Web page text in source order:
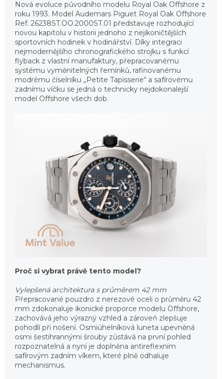
Nová evoluce původního modelu Royal Oak Offshore z
roku 1993. Model Audemars Piguet Royal Oak Offshore
Ref. 26238ST.OO.2000ST.01 představuje rozhodující
novou kapitolu v historii jednoho z nejikoničtějších
sportovních hodinek v hodinářství. Díky integraci
nejmodernějšího chronografického strojku s funkcí
flyback z vlastní manufaktury, přepracovanému
systému vyměnitelných řemínků, rafinovanému
modrému číselníku „Petite Tapisserie“ a safírovému
zadnímu víčku se jedná o technicky nejdokonalejší
model Offshore všech dob.
Proč si vybrat právě tento model?
Vylepšená architektura s průměrem 42 mm
Přepracované pouzdro z nerezové oceli o průměru 42
mm zdokonaluje ikonické proporce modelu Offshore,
zachovává jeho výrazný vzhled a zároveň zlepšuje
pohodlí při nošení. Osmiúhelníková luneta upevněná
osmi šestihrannými šrouby zůstává na první pohled
rozpoznatelná a nyní je doplněna antireflexním
safírovým zadním víkem, které plně odhaluje
mechanismus.